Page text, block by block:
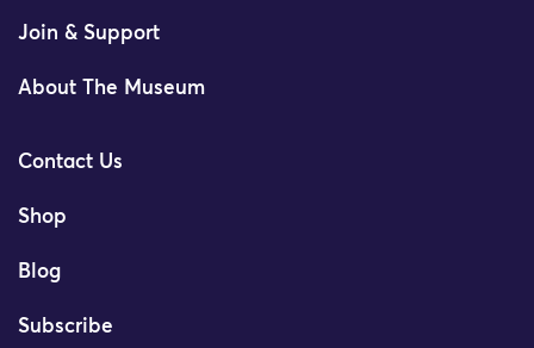
Join & Support
About The Museum
Contact Us
Shop
Blog
Subscribe